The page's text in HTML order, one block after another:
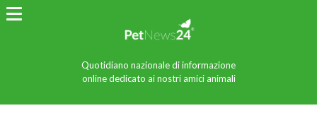
Quotidiano nazionale di informazione
online dedicato ai nostri amici animali